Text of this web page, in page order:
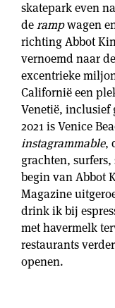
skatepark even
derampwagen
richting Abbot
vernoemd naar
excentrieke
Californië een
Venetië, inclusief
2021 is Venice
instagrammable,
grachten,
begin van Abbot
Magazine
drink ik bij
met havermelk
restaurants
openen.